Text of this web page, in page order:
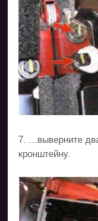
7. ...выверните
кронштейну.